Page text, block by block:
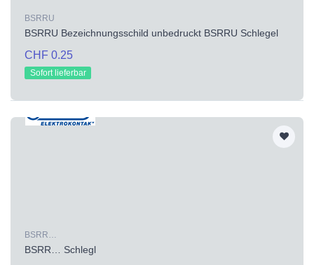
BSRRU
BSRRU Bezeichnungsschild unbedruckt BSRRU Schlegel
CHF 0.25
Sofort lieferbar
BSRR…
BSRR… Schlegl